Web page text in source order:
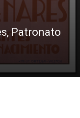
Patronato